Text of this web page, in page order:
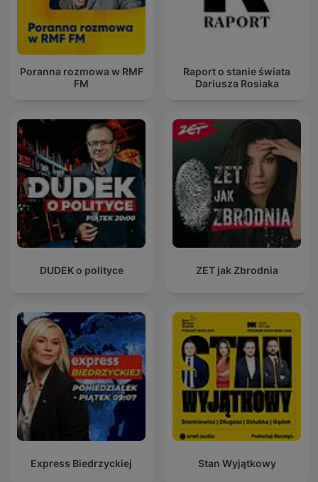
Poranna rozmowa w RMF
FM
Raport o stanie świata
Dariusza Rosiaka
DUDEK o polityce ZET jak Zbrodnia
Express Biedrzyckiej Stan Wyjątkowy